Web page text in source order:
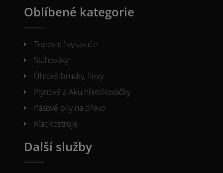
Oblíbené kategorie
Tepovací vysavače
Stahováky
Úhlové brusky, flexy
Plynové a Aku hřebíkovačky
Pásové pily na dřevo
Kladkostroje
Další služby